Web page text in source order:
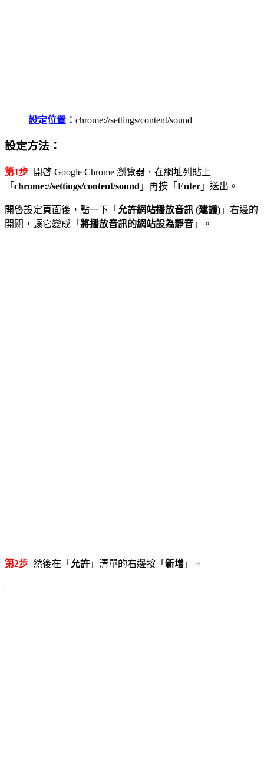
設定位置： chrome://settings/content/sound
設定方法：
第1步 開啓 Google Chrome 瀏覽器，在網址列貼上
「 chrome://settings/content/sound 」再按「 Enter 」送出。
開啓設定頁面後，點一下「 允許網站播放音訊 (建議) 」右邊的
開關，讓它變成「 將播放音訊的網站設為靜音 」。
第2步 然後在「 允許 」清單的右邊按「 新增 」。